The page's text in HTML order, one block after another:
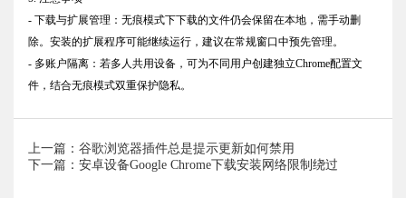
- 下载与扩展管理：无痕模式下下载的文件仍会保留在本地，需手动删
除。安装的扩展程序可能继续运行，建议在常规窗口中预先管理。
- 多账户隔离：若多人共用设备，可为不同用户创建独立Chrome配置文
件，结合无痕模式双重保护隐私。
上一篇：谷歌浏览器插件总是提示更新如何禁用
下一篇：安卓设备Google Chrome下载安装网络限制绕过